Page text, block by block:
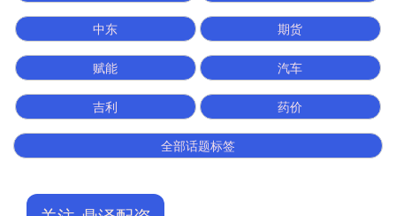
中东 期货
赋能 汽车
吉利 药价
全部话题标签